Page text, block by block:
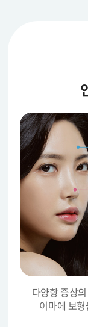
다양항 증상
이마에 보